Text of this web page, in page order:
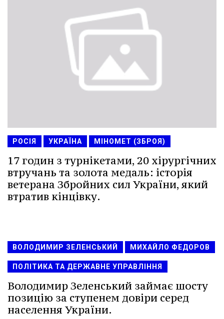
РОСІЯ УКРАЇНА МІНОМЕТ (ЗБРОЯ)
17 годин з турнікетами, 20 хірургічних
втручань та золота медаль: історія
ветерана Збройних сил України, який
втратив кінцівку.
ВОЛОДИМИР ЗЕЛЕНСЬКИЙ МИХАЙЛО ФЕДОРОВ
ПОЛІТИКА ТА ДЕРЖАВНЕ УПРАВЛІННЯ
Володимир Зеленський займає шосту
позицію за ступенем довіри серед
населення України.